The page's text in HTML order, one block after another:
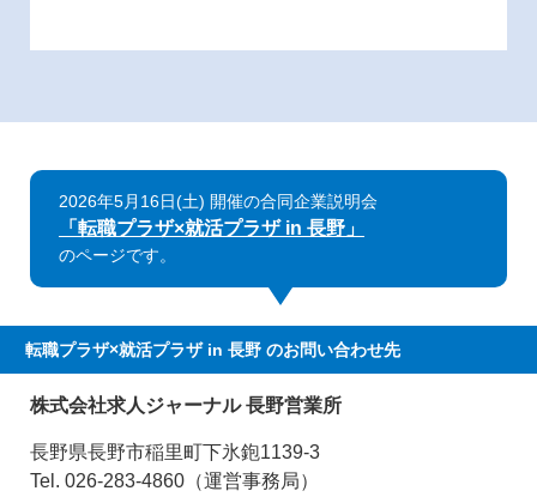
2026年5月16日(土) 開催の合同企業説明会
「転職プラザ×就活プラザ in 長野」
のページです。
転職プラザ×就活プラザ in 長野 のお問い合わせ先
株式会社求人ジャーナル 長野営業所
長野県長野市稲里町下氷鉋1139-3
Tel. 026-283-4860（運営事務局）